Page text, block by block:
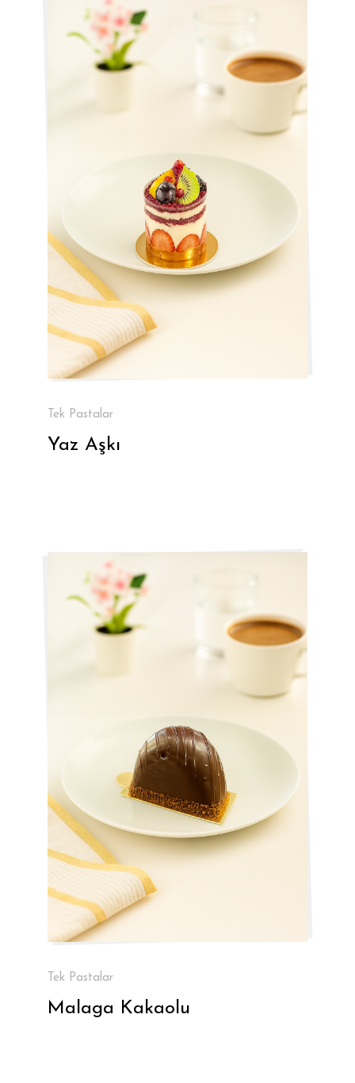
Tek Pastalar
Yaz Aşkı
Tek Pastalar
Malaga Kakaolu